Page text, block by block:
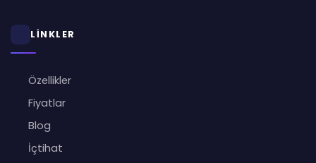
LİNKLER
Özellikler
Fiyatlar
Blog
İçtihat